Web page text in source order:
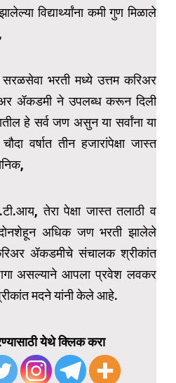
विद्यार्थ्यांना कमी गुण मिळाले
भरती मध्ये उत्तम करिअर
ॲकडमी ने उपलब्ध करून दिली
हे सर्व जण असुन या सर्वांना या
वर्षात तीन हजारांपेक्षा जास्त
तेरा पेक्षा जास्त तलाठी व
अधिक जण भरती झालेले
ॲकडमीचे संचालक श्रीकांत
जागा असल्याने आपला प्रवेश लवकर
मदने यांनी केले आहे.
येथे क्लिक करा